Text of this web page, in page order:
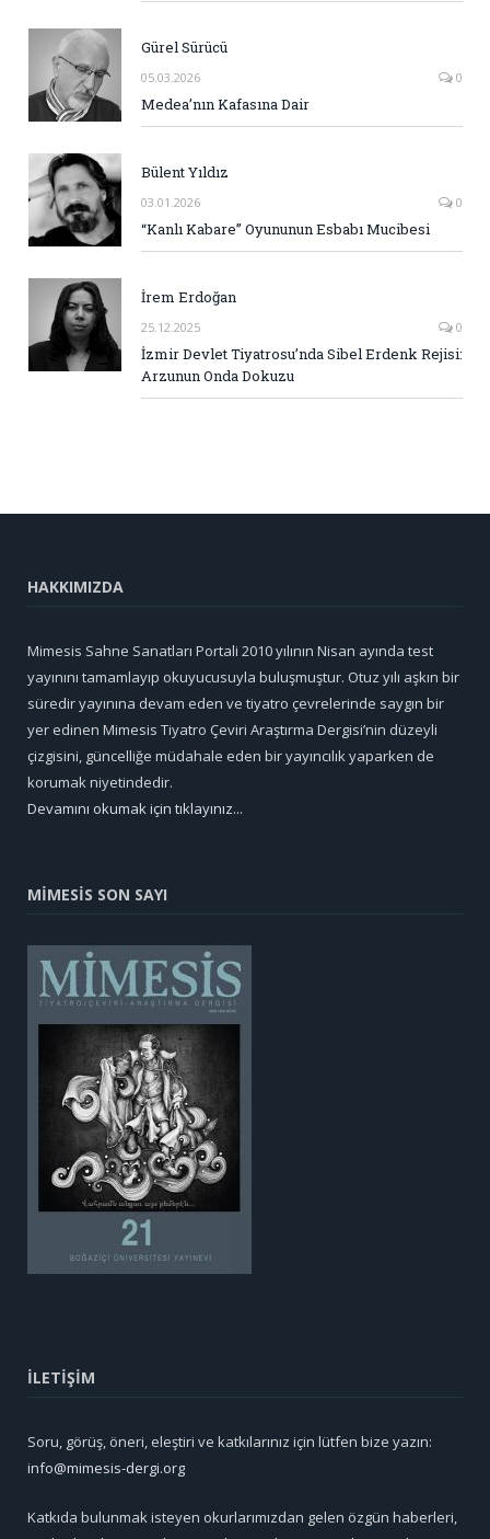
Gürel Sürücü
05.03.2026 0
Medea’nın Kafasına Dair
Bülent Yıldız
03.01.2026 0
“Kanlı Kabare” Oyununun Esbabı Mucibesi
İrem Erdoğan
25.12.2025 0
İzmir Devlet Tiyatrosu’nda Sibel Erdenk Rejisi:
Arzunun Onda Dokuzu
HAKKIMIZDA
Mimesis Sahne Sanatları Portali 2010 yılının Nisan ayında test
yayınını tamamlayıp okuyucusuyla buluşmuştur. Otuz yılı aşkın bir
süredir yayınına devam eden ve tiyatro çevrelerinde saygın bir
yer edinen Mimesis Tiyatro Çeviri Araştırma Dergisi’nin düzeyli
çizgisini, güncelliğe müdahale eden bir yayıncılık yaparken de
korumak niyetindedir.
Devamını okumak için tıklayınız...
MİMESİS SON SAYI
İLETİŞİM
Soru, görüş, öneri, eleştiri ve katkılarınız için lütfen bize yazın:
info@mimesis-dergi.org
Katkıda bulunmak isteyen okurlarımızdan gelen özgün haberleri,